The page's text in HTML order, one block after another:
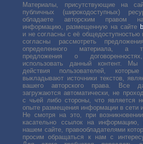
Материалы, присутствующие на
публичных (широкодоступных)
обладаете авторским правом
информацию, размещенную на сайте
и не согласны с её
согласны рассмотреть
определенного материала, а
предложения о
использовать данный контент. Мы
действия пользователей, которые
выкладывают источники текстов,
вашего авторского права. Все
загружаются автоматически, не
с чьей либо стороны, что является
опыте размещения информации в сети
Не смотря на это, при
касательно ссылок на
нашем сайте, правообладателями
просим обращаться к нам с